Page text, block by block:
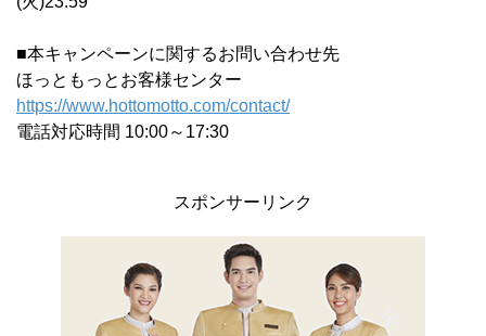
■本キャンペーンに関するお問い合わせ先
ほっともっとお客様センター
https://www.hottomotto.com/contact/
電話対応時間 10:00～17:30
スポンサーリンク